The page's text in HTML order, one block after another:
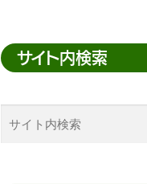
サイト内検索